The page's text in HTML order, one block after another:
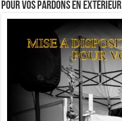
Pour vos pardons en extérieur